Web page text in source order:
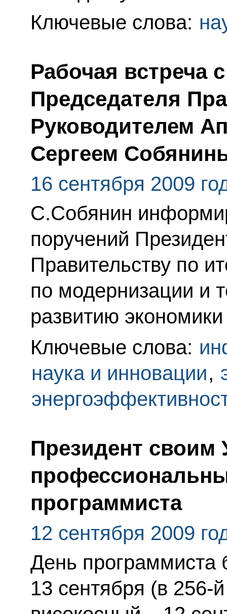
Ключевые слова:
Рабочая встреча
Председателя
Руководителем
Сергеем
16 сентября 2009
С.Собянин
поручений
Правительству по
по модернизации и
развитию
Ключевые слова:
наука и инновации,
Президент своим
программиста
12 сентября 2009
День программиста
13 сентября (в 256-